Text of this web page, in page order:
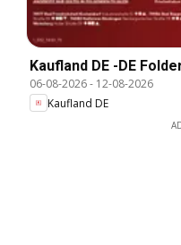
Kaufland DE -DE
06-08-2026- 12-08-2026
Kaufland DE